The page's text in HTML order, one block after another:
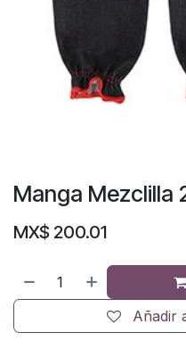
Manga Mezclilla
MX$ 200.01
Añadir